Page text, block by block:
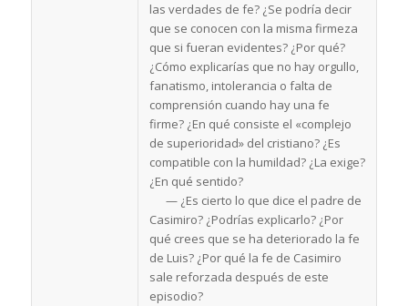
las verdades de fe? ¿Se podría decir
que se conocen con la misma firmeza
que si fueran evidentes? ¿Por qué?
¿Cómo explicarías que no hay orgullo,
fanatismo, intolerancia o falta de
comprensión cuando hay una fe
firme? ¿En qué consiste el «complejo
de superioridad» del cristiano? ¿Es
compatible con la humildad? ¿La exige?
¿En qué sentido?
— ¿Es cierto lo que dice el padre de
Casimiro? ¿Podrías explicarlo? ¿Por
qué crees que se ha deteriorado la fe
de Luis? ¿Por qué la fe de Casimiro
sale reforzada después de este
episodio?